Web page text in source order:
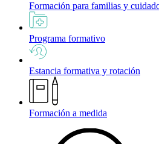
Formación para familias y
Programa formativo
Estancia formativa y rotación
Formación a medida